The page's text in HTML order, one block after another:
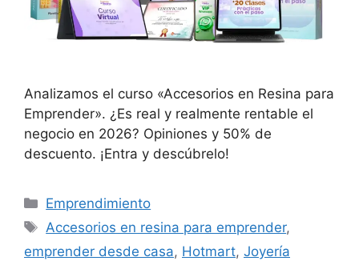
Analizamos el curso «Accesorios en Resina para
Emprender». ¿Es real y realmente rentable el
negocio en 2026? Opiniones y 50% de
descuento. ¡Entra y descúbrelo!
Categorías
Emprendimiento
Etiquetas
Accesorios en resina para emprender,
emprender desde casa, Hotmart, Joyería